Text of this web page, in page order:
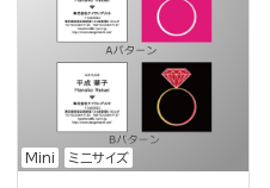
Mini ミニサイズ